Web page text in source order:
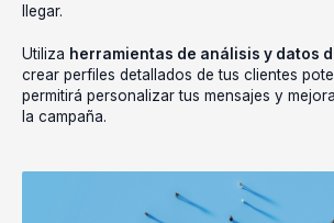
llegar.
Utiliza herramientas de análisis y datos
crear perfiles detallados de tus clientes
permitirá personalizar tus mensajes y
la campaña.